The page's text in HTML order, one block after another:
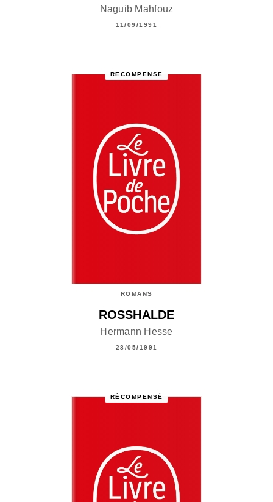
Naguib Mahfouz
11/09/1991
RÉCOMPENSÉ
ROMANS
ROSSHALDE
Hermann Hesse
28/05/1991
RÉCOMPENSÉ